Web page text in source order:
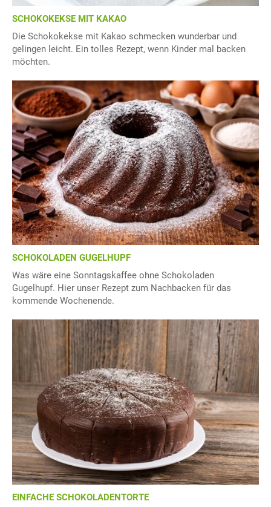
SCHOKOKEKSE MIT KAKAO
Die Schokokekse mit Kakao schmecken wunderbar und
gelingen leicht. Ein tolles Rezept, wenn Kinder mal backen
möchten.
SCHOKOLADEN GUGELHUPF
Was wäre eine Sonntagskaffee ohne Schokoladen
Gugelhupf. Hier unser Rezept zum Nachbacken für das
kommende Wochenende.
EINFACHE SCHOKOLADENTORTE